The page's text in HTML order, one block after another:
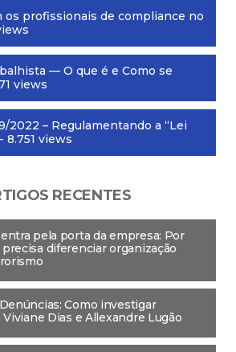
os profissionais de compliance no
— O que é e Como se
views
2022 – Regulamentando a “Lei
- 8.751 views
RECENTES
pela porta da empresa: Por
diferenciar organização
Como investigar
Dias e Allexandre Lugão